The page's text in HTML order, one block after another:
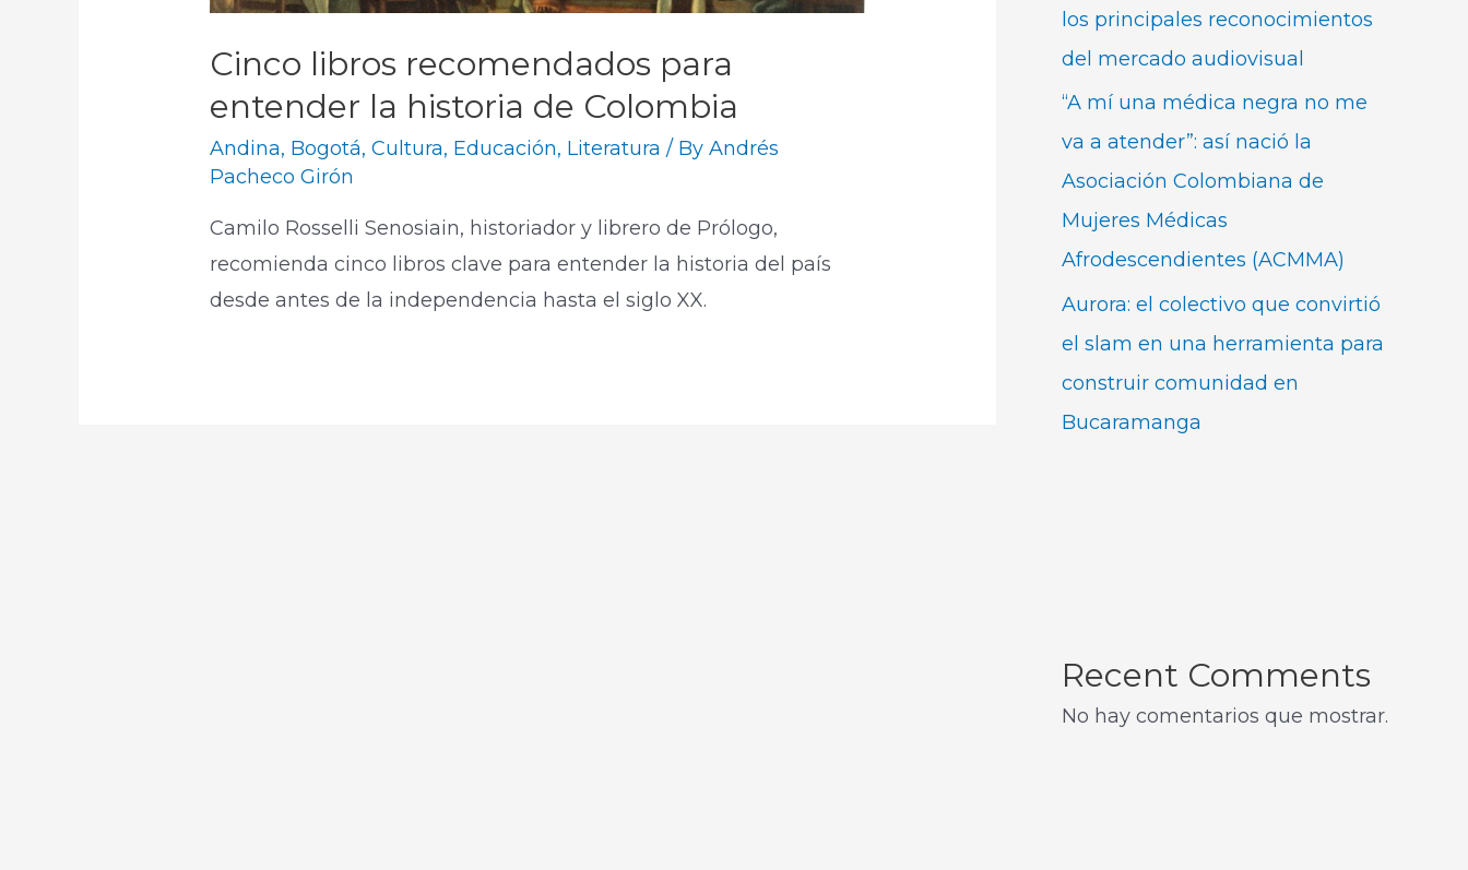
Cinco libros recomendados para
entender la historia de Colombia
Andina, Bogotá,Cultura, Educación, Literatura / ByAndrés
Pacheco Girón
Camilo Rosselli Senosiain, historiador y librero de Prólogo,
recomienda cinco libros clave para entender la historia del país
desde antes de la independencia hasta el siglo XX.
los principales reconocimientos
del mercado audiovisual
“A mí una médica negra no me
va a atender”: así nació la
Asociación Colombiana de
Mujeres Médicas
Afrodescendientes (ACMMA)
Aurora: el colectivo que convirtió
el slam en una herramienta para
construir comunidad en
Bucaramanga
Recent Comments
No hay comentarios que mostrar.